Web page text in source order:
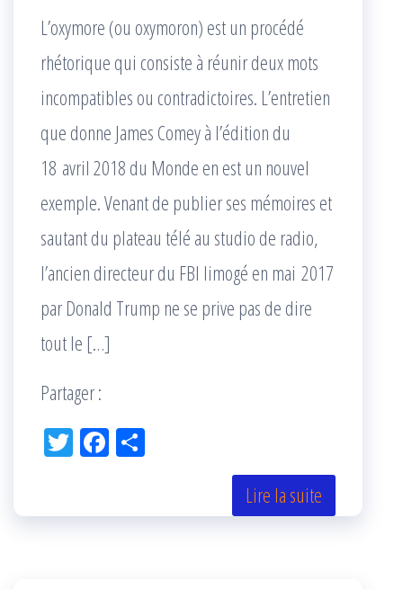
L’oxymore (ou oxymoron) est un procédé
rhétorique qui consiste à réunir deux mots
incompatibles ou contradictoires. L’entretien
que donne James Comey à l’édition du
18 avril 2018 du Monde en est un nouvel
exemple. Venant de publier ses mémoires et
sautant du plateau télé au studio de radio,
l’ancien directeur du FBI limogé en mai 2017
par Donald Trump ne se prive pas de dire
tout le […]
Partager :
Tw Fac
k r
Lire la suite